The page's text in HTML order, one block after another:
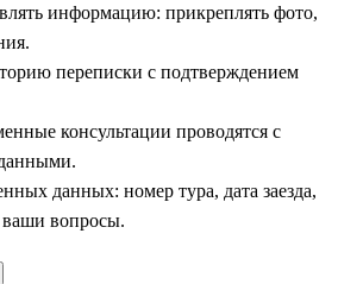
сказочныйРостов Великий,
древнего озера Неро. Этот город
учебников истории. Экскурсионные
представить без посещения
кремля с его величественными
переходами и уникальными
пор исполняются старинные
произведения. Ростов также
информацию: прикреплять фото,
переписки с подтверждением
консультации проводятся с
данных: номер тура, дата заезда,
ваши вопросы.